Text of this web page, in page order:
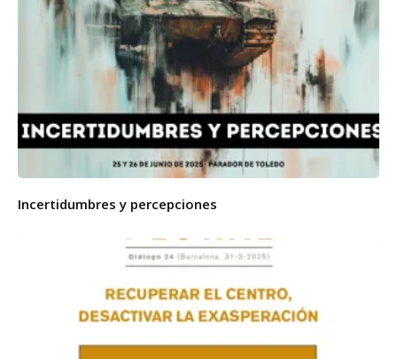
Incertidumbres y percepciones